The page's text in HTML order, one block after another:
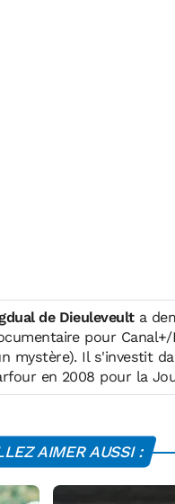
de Dieuleveulta
pour
mystère). Il s'investit
en 2008 pour la
Boudeuse en
dont Europe 1,
Matin dès sa
AIMER AUSSI :